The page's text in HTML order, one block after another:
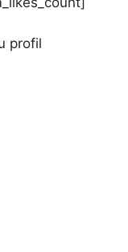
profil